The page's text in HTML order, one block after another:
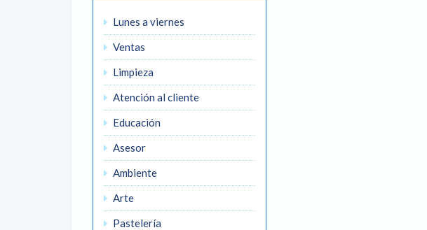
Lunes a viernes
Ventas
Limpieza
Atención al cliente
Educación
Asesor
Ambiente
Arte
Pastelería